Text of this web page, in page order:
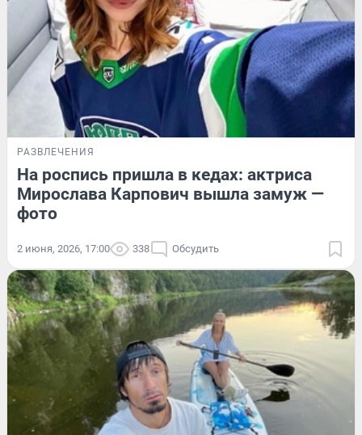
РАЗВЛЕЧЕНИЯ
На роспись пришла в кедах: актриса
Мирослава Карпович вышла замуж —
фото
2 июня, 2026, 17:00 338 Обсудить